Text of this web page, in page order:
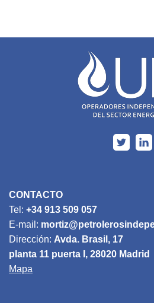
CONTACTO
Tel: +34 913 509 057
E-mail:
Dirección: Avda. Brasil, 17
planta 11 puerta I, 28020 Madrid
Mapa